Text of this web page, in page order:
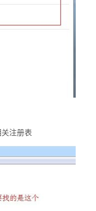
注册表